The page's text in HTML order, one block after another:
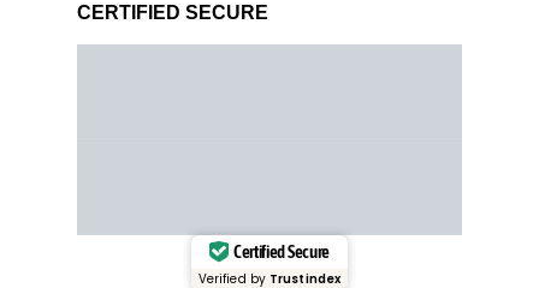
CERTIFIED SECURE
Certified Secure
Verified by Trustindex